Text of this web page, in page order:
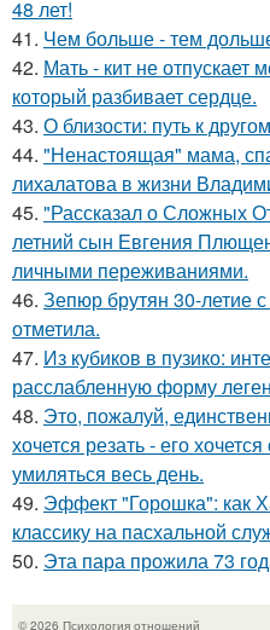
48 лет!
41. Чем больше - тем
42. Мать - кит не отпускает
который разбивает сердце.
43. О близости: путь к
44. "Ненастоящая" мама,
лихалатова в жизни
45. "Рассказал о Сложных
летний сын Евгения
личными переживаниями.
46. Зепюр брутян 30-летие
отметила.
47. Из кубиков в пузико:
расслабленную форму
48. Это, пожалуй,
хочется резать - его
умиляться весь день.
49. Эффект "Горошка": как
классику на пасхальной
50. Эта пара прожила 73
© 2026 Психология отношений